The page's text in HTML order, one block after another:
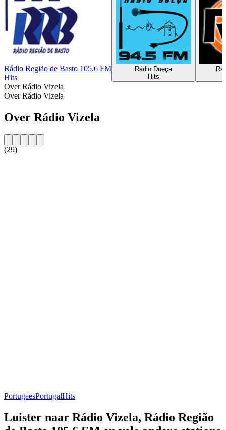
Rádio Região de Basto 105.6 FM
Hits
Rádio Dueça
Hits
Over Rádio Vizela
Over Rádio Vizela
Over Rádio Vizela
(29)
PortugeesPortugalHits
Luister naar Rádio Vizela, Rádio Região